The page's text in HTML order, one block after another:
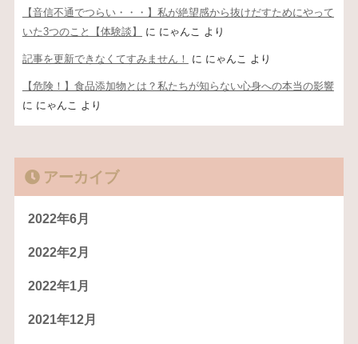
【音信不通でつらい・・・】私が絶望感から抜けだすためにやって
いた3つのこと【体験談】
に にゃんこ より
記事を更新できなくてすみません！ に にゃんこ より
【危険！】食品添加物とは？私たちが知らない心身への本当の影響
に にゃんこ より
アーカイブ
2022年6月
2022年2月
2022年1月
2021年12月